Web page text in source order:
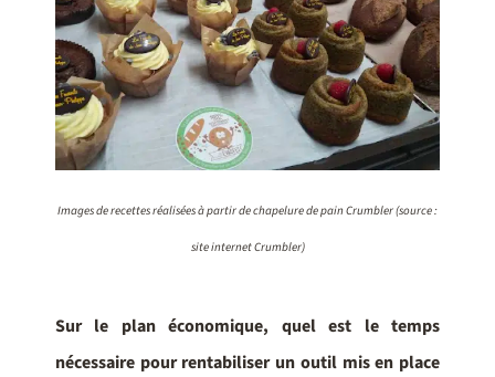
Images de recettes réalisées à partir de chapelure de pain Crumbler (source :
site internet Crumbler)
Sur le plan économique, quel est le temps
nécessaire pour rentabiliser un outil mis en place